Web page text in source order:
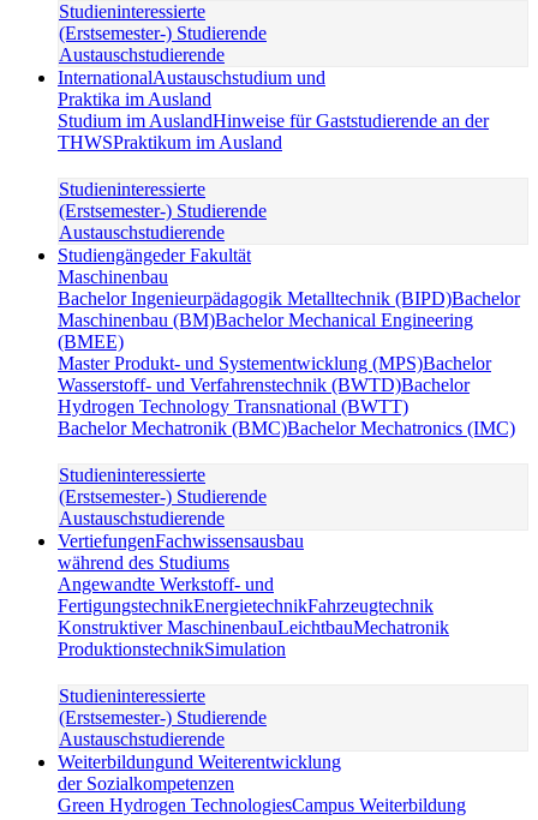
Studieninteressierte
(Erstsemester-) Studierende
Austauschstudierende
InternationalAustauschstudium und
Praktika im Ausland
Studium im AuslandHinweise für Gaststudierende an der
THWSPraktikum im Ausland
Studieninteressierte
(Erstsemester-) Studierende
Austauschstudierende
Studiengängeder Fakultät
Maschinenbau
Bachelor Ingenieurpädagogik Metalltechnik (BIPD)Bachelor
Maschinenbau (BM)Bachelor Mechanical Engineering
(BMEE)
Master Produkt- und Systementwicklung (MPS)Bachelor
Wasserstoff- und Verfahrenstechnik (BWTD)Bachelor
Hydrogen Technology Transnational (BWTT)
Bachelor Mechatronik (BMC)Bachelor Mechatronics (IMC)
Studieninteressierte
(Erstsemester-) Studierende
Austauschstudierende
VertiefungenFachwissensausbau
während des Studiums
Angewandte Werkstoff- und
FertigungstechnikEnergietechnikFahrzeugtechnik
Konstruktiver MaschinenbauLeichtbauMechatronik
ProduktionstechnikSimulation
Studieninteressierte
(Erstsemester-) Studierende
Austauschstudierende
Weiterbildungund Weiterentwicklung
der Sozialkompetenzen
Green Hydrogen TechnologiesCampus Weiterbildung